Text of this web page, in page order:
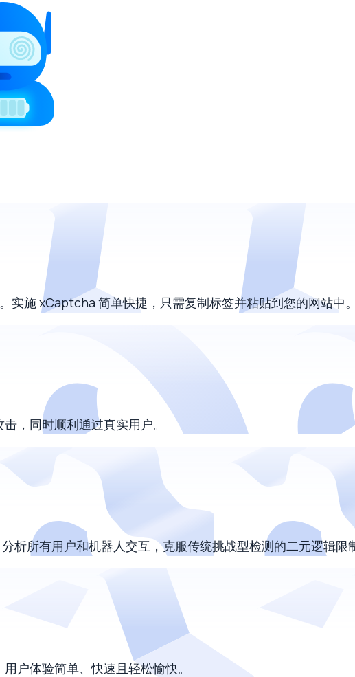
实施 xCaptcha 简单快捷，只需复制标签并粘贴到您的网站中
，同时顺利通过真实用户。
析所有用户和机器人交互，克服传统挑战型检测的二元逻辑限
户体验简单、快速且轻松愉快。